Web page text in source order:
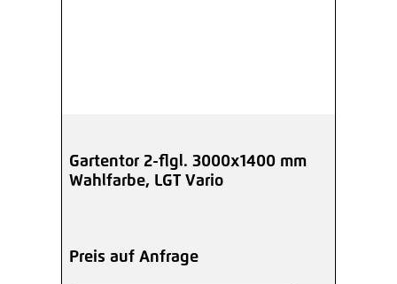
Gartentor 2-flgl. 3000x1400 mm
Wahlfarbe, LGT Vario
Preis auf Anfrage